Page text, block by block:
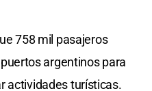
758 mil pasajeros
argentinos para
actividades turísticas.